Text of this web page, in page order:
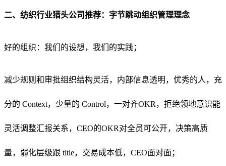
二、纺织行业猎头公司推荐：字节跳动组织管理理念
好的组织 ： 我们的设想， 我们的实践 ；
减少规则和审批组织结构灵活， 内部信息透明 ， 优秀的人 ， 充
分的 Context， 少量的 Control， 一对齐OKR ， 拒绝领地意识能
灵活调整汇报关系， CEO的OKR对全员可公开， 决策高质
量， 弱化层级跟 title， 交易成本低， CEO面对面 ；